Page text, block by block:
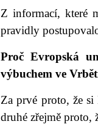
Z informací, které
pravidly
Proč Evropská
výbuchem ve
Za prvé proto, že si
druhé zřejmě proto,